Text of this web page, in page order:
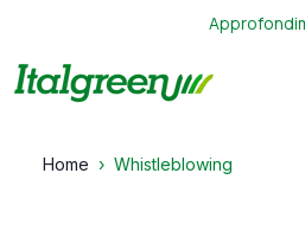
Home Whistleblowing